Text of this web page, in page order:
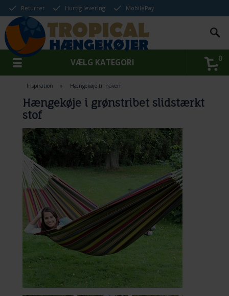
Returret Hurtig levering MobilePay
0
VÆLG KATEGORI
Inspiration » Hængekøje til haven
Hængekøje i grønstribet slidstærkt
stof